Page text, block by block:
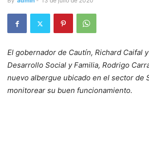
El gobernador de Cautín, Richard Caifal
Desarrollo Social y Familia, Rodrigo
nuevo albergue ubicado en el sector de
monitorear su buen funcionamiento.